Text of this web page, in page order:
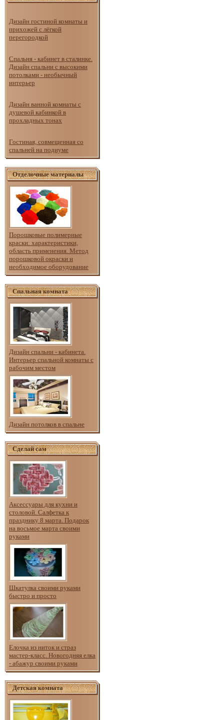
Дизайн гостиной комнаты и
прихожей с лёгкой
перегородкой
Спальня - кабинет в сталинке.
Дизайн спальни с высокими
потолками - необычный
интерьер
Дизайн ванной комнаты с
душевой кабинкой в
прохладных тонах
Гостиная, совмещенная со
спальней на подиуме
Отделочные материалы
Порошковые полимерные
краски: характеристики,
область применения. Метод
порошковой окраски и
необходимое оборудование
Спальная комната
Дизайн спальни - кабинета.
Интерьер спальной комнаты с
рабочим местом
Дизайн потолков в спальне
Сделай сам
Аксессуары для кухни и
столовой. Салфетка к
празднику 8 марта. Подарок
на восьмое марта своими
руками
Шкатулка своими руками
быстро и просто
Елочка из ниток и страз
мастер-класс. Новогодняя елка
- абажур своими руками
Детская комната